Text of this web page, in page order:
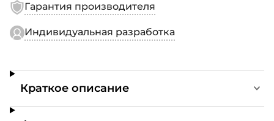
Гарантия производителя
Индивидуальная разработка
Краткое описание